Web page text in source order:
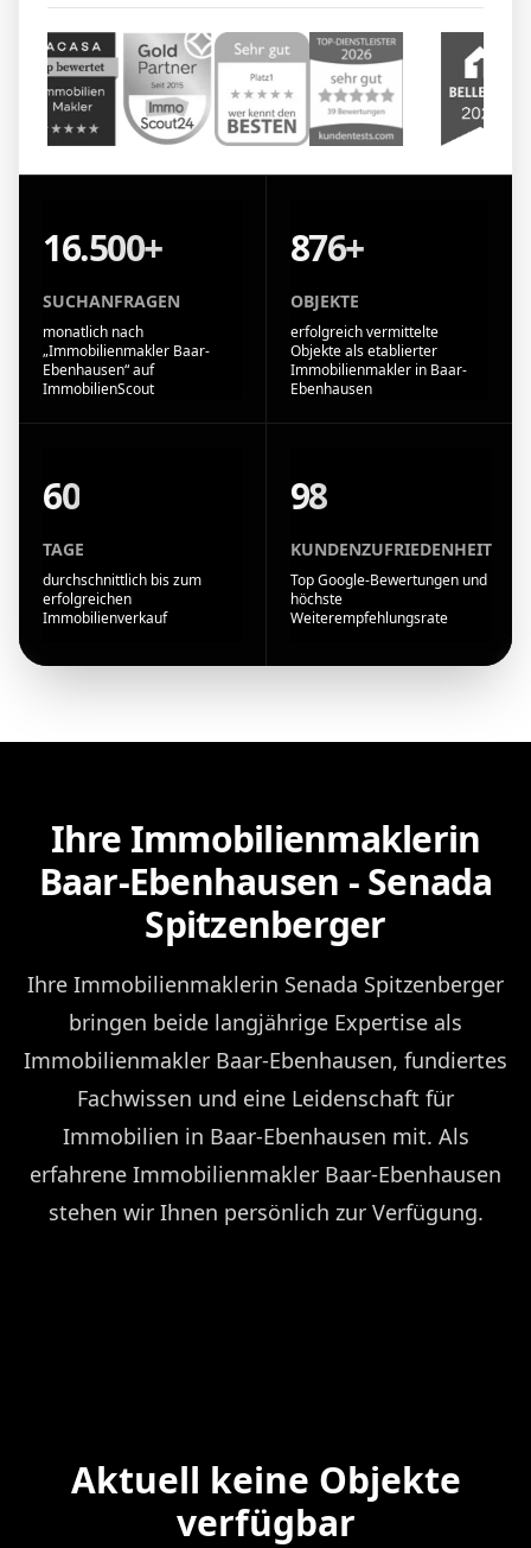
16.500+
SUCHANFRAGEN
monatlich nach
„Immobilienmakler Baar-
Ebenhausen“ auf
ImmobilienScout
876+
OBJEKTE
erfolgreich vermittelte
Objekte als etablierter
Immobilienmakler in Baar-
Ebenhausen
60
TAGE
durchschnittlich bis zum
erfolgreichen
Immobilienverkauf
98
KUNDENZUFRIEDENHEIT
Top Google-Bewertungen und
höchste
Weiterempfehlungsrate
Ihre Immobilienmaklerin
Baar-Ebenhausen - Senada
Spitzenberger
Ihre Immobilienmaklerin Senada Spitzenberger
bringen beide langjährige Expertise als
Immobilienmakler Baar-Ebenhausen, fundiertes
Fachwissen und eine Leidenschaft für
Immobilien in Baar-Ebenhausen mit. Als
erfahrene Immobilienmakler Baar-Ebenhausen
stehen wir Ihnen persönlich zur Verfügung.
Aktuell keine Objekte
verfügbar